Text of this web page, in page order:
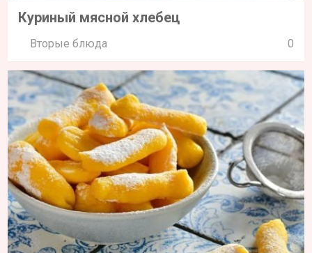
Куриный мясной хлебец
Вторые блюда 0